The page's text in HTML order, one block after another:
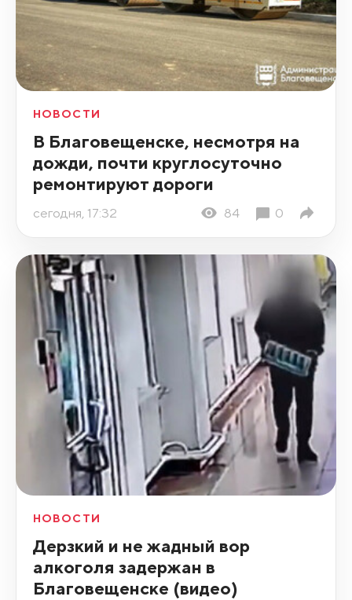
НОВОСТИ
В Благовещенске, несмотря на
дожди, почти круглосуточно
ремонтируют дороги
сегодня, 17:32 84 0
НОВОСТИ
Дерзкий и не жадный вор
алкоголя задержан в
Благовещенске (видео)